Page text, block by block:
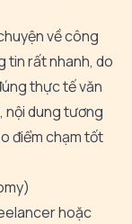
về công
tin rất nhanh, do
thực tế văn
nội dung tương
điểm chạm tốt
hoặc